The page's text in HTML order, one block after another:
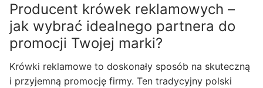
Producent krówek reklamowych –
jak wybrać idealnego partnera do
promocji Twojej marki?
Krówki reklamowe to doskonały sposób na skuteczną
i przyjemną promocję firmy. Ten tradycyjny polski